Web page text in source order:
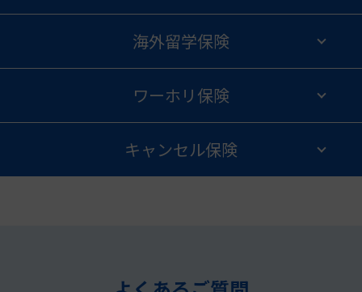
海外留学保険
ワーホリ保険
キャンセル保険